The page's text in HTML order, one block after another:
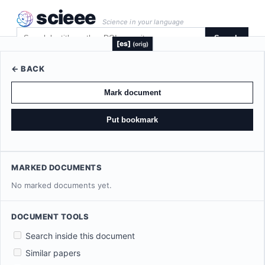
scieee Science in your language
Search
[es] (orig)
← BACK
Mark document
Put bookmark
MARKED DOCUMENTS
No marked documents yet.
DOCUMENT TOOLS
Search inside this document
Similar papers